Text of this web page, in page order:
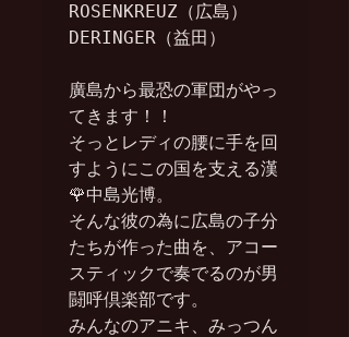
ROSENKREUZ（広島）
DERINGER（益田）
廣島から最恐の軍団がやっ
てきます！！
そっとレディの腰に手を回
すようにこの国を支える漢
🌹中島光博。
そんな彼の為に広島の子分
たちが作った曲を、アコー
スティックで奏でるのが男
闘呼倶楽部です。
みんなのアニキ、みっつん